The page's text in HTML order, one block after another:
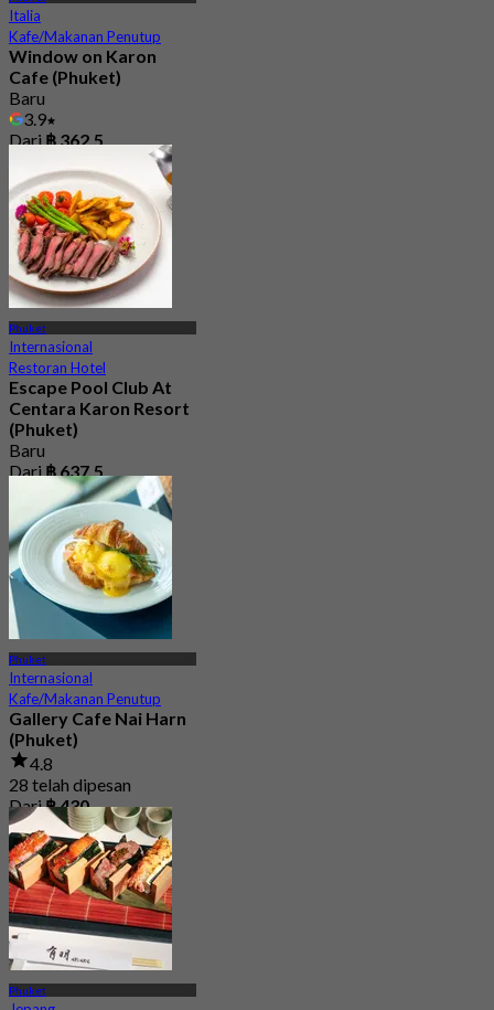
Italia
Kafe/Makanan Penutup
Window on Karon
Cafe (Phuket)
Baru
3.9
Dari ฿ 362.5
Phuket
Internasional
Restoran Hotel
Escape Pool Club At
Centara Karon Resort
(Phuket)
Baru
Dari ฿ 637.5
Phuket
Internasional
Kafe/Makanan Penutup
Gallery Cafe Nai Harn
(Phuket)
4.8
28 telah dipesan
Dari฿ 430
Phuket